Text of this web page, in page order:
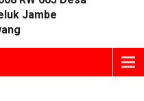
Jambe